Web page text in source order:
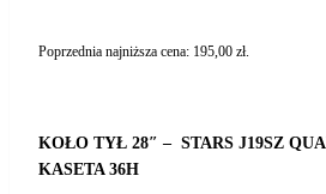
Poprzednia najniższa cena: 195,00 zł.
KOŁO TYŁ 28″ – STARS J19SZ
KASETA 36H